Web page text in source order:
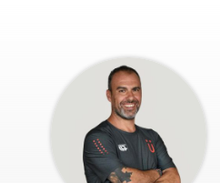
ANDREA PINTUS
VEDI SCHEDA